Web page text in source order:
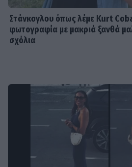
Στάνκογλου όπως λέμε Kurt
φωτογραφία με μακριά ξανθά
σχόλια